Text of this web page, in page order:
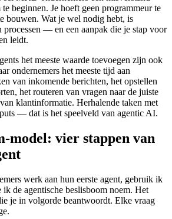
beginnen. Je hoeft geen programmeur te
bouwen. Wat je wel nodig hebt, is
processen — en een aanpak die je stap voor
leidt.
het meeste waarde toevoegen zijn ook
ondernemers het meeste tijd aan
van inkomende berichten, het opstellen
het routeren van vragen naar de juiste
klantinformatie. Herhalende taken met
— dat is het speelveld van agentic AI.
model: vier stappen van
werk aan hun eerste agent, gebruik ik
de agentische beslisboom noem. Het
je in volgorde beantwoordt. Elke vraag